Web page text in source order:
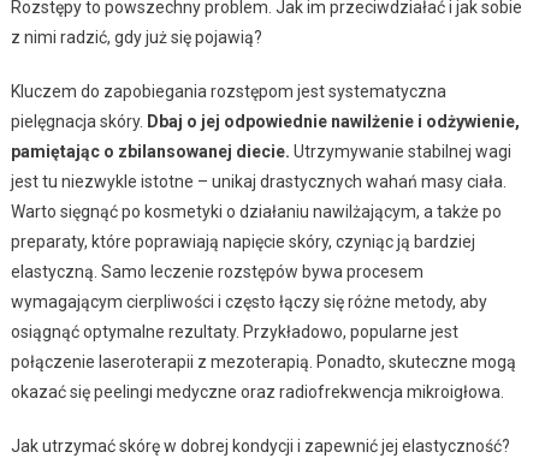
Rozstępy to powszechny problem. Jak im przeciwdziałać i jak sobie
z nimi radzić, gdy już się pojawią?
Kluczem do zapobiegania rozstępom jest systematyczna
pielęgnacja skóry. Dbaj o jej odpowiednie nawilżenie i odżywienie,
pamiętając o zbilansowanej diecie. Utrzymywanie stabilnej wagi
jest tu niezwykle istotne – unikaj drastycznych wahań masy ciała.
Warto sięgnąć po kosmetyki o działaniu nawilżającym, a także po
preparaty, które poprawiają napięcie skóry, czyniąc ją bardziej
elastyczną. Samo leczenie rozstępów bywa procesem
wymagającym cierpliwości i często łączy się różne metody, aby
osiągnąć optymalne rezultaty. Przykładowo, popularne jest
połączenie laseroterapii z mezoterapią. Ponadto, skuteczne mogą
okazać się peelingi medyczne oraz radiofrekwencja mikroigłowa.
Jak utrzymać skórę w dobrej kondycji i zapewnić jej elastyczność?